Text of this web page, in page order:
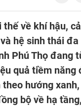
thế về khí hậu,
hệ sinh thái đa
Phú Thọ đang
quả tiềm năng
hướng
bộ về hạ